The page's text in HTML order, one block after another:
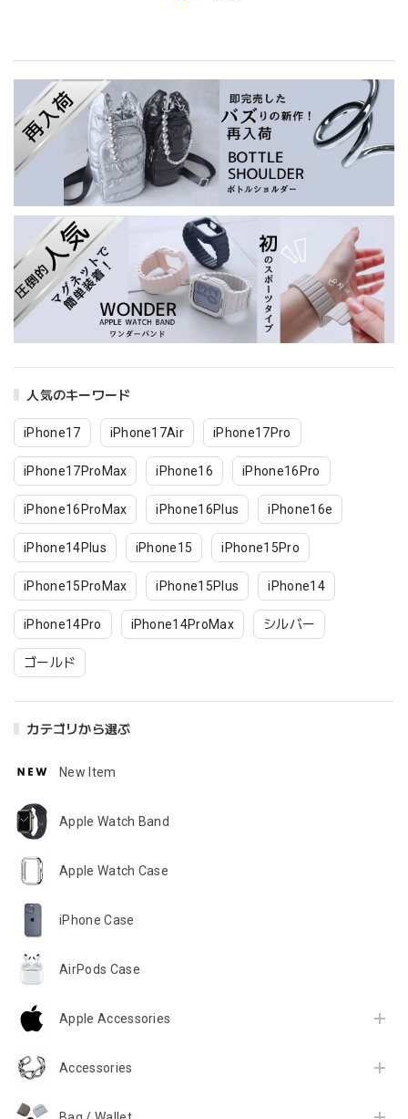
人気のキーワード
iPhone17 iPhone17Air iPhone17Pro
iPhone17ProMax iPhone16 iPhone16Pro
iPhone16ProMax iPhone16Plus iPhone16e
iPhone14Plus iPhone15 iPhone15Pro
iPhone15ProMax iPhone15Plus iPhone14
iPhone14Pro iPhone14ProMax シルバー
ゴールド
カテゴリから選ぶ
New Item
Apple Watch Band
Apple Watch Case
iPhone Case
AirPods Case
Apple Accessories
Accessories